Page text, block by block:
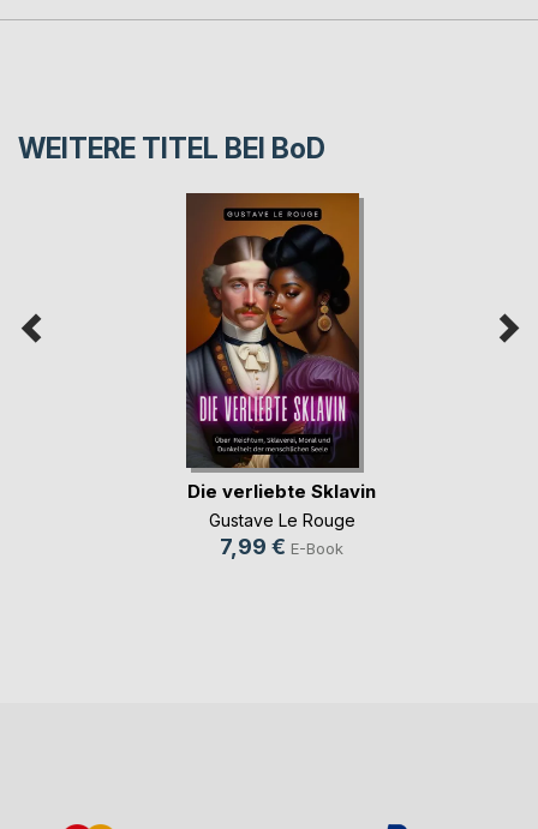
WEITERE TITEL BEI BoD
Die verliebte Sklavin
Gustave Le Rouge
7,99 € E-Book